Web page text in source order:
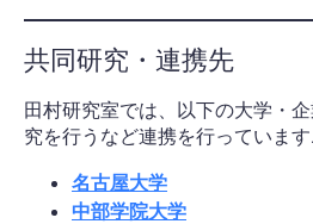
共同研究・連携先
田村研究室では、以下の大学・
究を行うなど連携を行っています.
名古屋大学
中部学院大学